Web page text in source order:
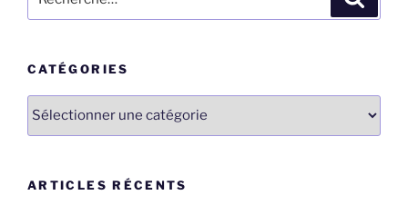
pour
CATÉGORIES
Catégories
ARTICLES RÉCENTS